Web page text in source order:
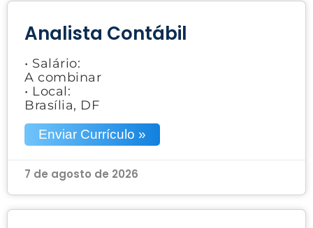
Analista Contábil
• Salário:
A combinar
• Local:
Brasília, DF
Enviar Currículo »
7 de agosto de 2026